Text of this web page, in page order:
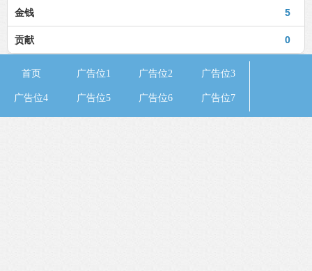
5
金钱
0
贡献
首页 广告位1 广告位2 广告位3
广告位4 广告位5 广告位6 广告位7